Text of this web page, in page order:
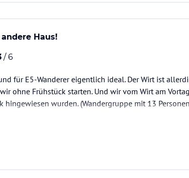
Haus!
/ 6
für E5-Wanderer eigentlich ideal. Der Wirt ist
ohne Frühstück starten. Und wir vom Wirt am
hingewiesen wurden. (Wandergruppe mit 13